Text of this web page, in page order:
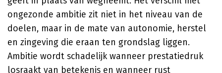
ongezonde ambitie zit niet in het niveau van de
doelen, maar in de mate van autonomie, herstel
en zingeving die eraan ten grondslag liggen.
Ambitie wordt schadelijk wanneer prestatiedruk
losraakt van betekenis en wanneer rust